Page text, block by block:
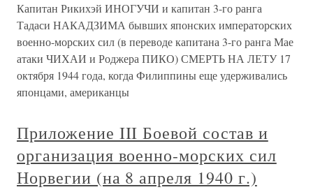
Капитан Рикихэй ИНОГУЧИ и капитан 3-го ранга
Тадаси НАКАДЗИМА бывших японских императорских
военно-морских сил (в переводе капитана 3-го ранга Мае
атаки ЧИХАИ и Роджера ПИКО) СМЕРТЬ НА ЛЕТУ 17
октября 1944 года, когда Филиппины еще удерживались
японцами, американцы
Приложение III Боевой состав и
организация военно-морских сил
Норвегии (на 8 апреля 1940 г.)